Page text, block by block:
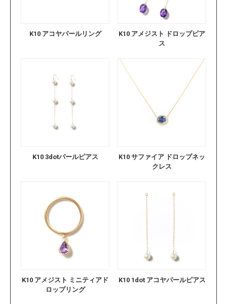
K10 アコヤパールリング
K10 アメジスト ドロップピア
ス
K10 3dotパールピアス
K10 サファイア ドロップネッ
クレス
K10 アメジスト ミニティアド
ロップリング
K10 1dot アコヤパールピアス